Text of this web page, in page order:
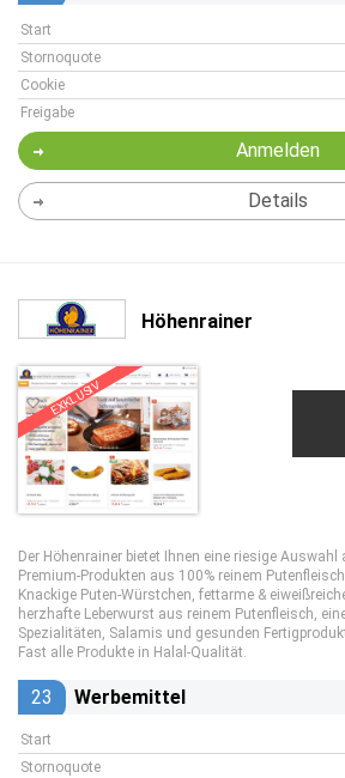
Start
Stornoquote
Cookie
Freigabe
Anmelden
Details
Höhenrainer
EXKLUSIV
Der Höhenrainer bietet Ihnen eine riesige Auswahl
Premium-Produkten aus 100% reinem
Knackige Puten-Würstchen, fettarme &
herzhafte Leberwurst aus reinem Putenfleisch,
Spezialitäten, Salamis und gesunden
Fast alle Produkte in Halal-Qualität.
23 Werbemittel
Start
Stornoquote